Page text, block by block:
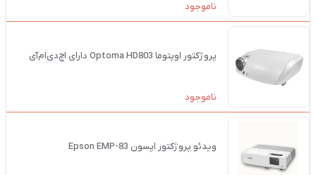
ناموجود
پروژکتور اوپتوما Optoma HD803 دارای اچ‌دی‌ام‌آی
ناموجود
ویدئو پروژکتور اپسون Epson EMP-83